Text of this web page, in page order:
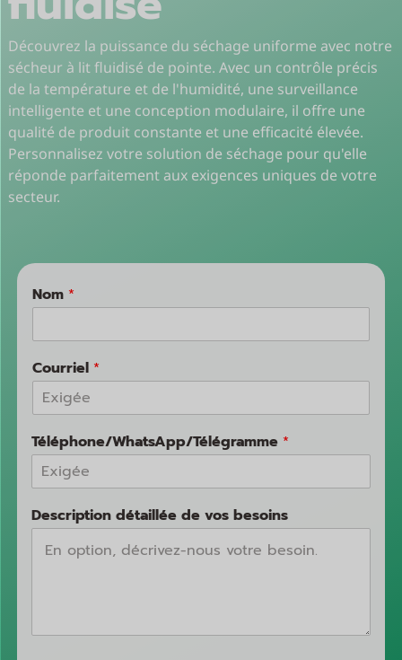
Découvrez la puissance du séchage uniforme avec notre
sécheur à lit fluidisé de pointe. Avec un contrôle précis
de la température et de l'humidité, une surveillance
intelligente et une conception modulaire, il offre une
qualité de produit constante et une efficacité élevée.
Personnalisez votre solution de séchage pour qu'elle
réponde parfaitement aux exigences uniques de votre
secteur.
Nom *
Courriel *
Téléphone/WhatsApp/Télégramme *
Description détaillée de vos besoins